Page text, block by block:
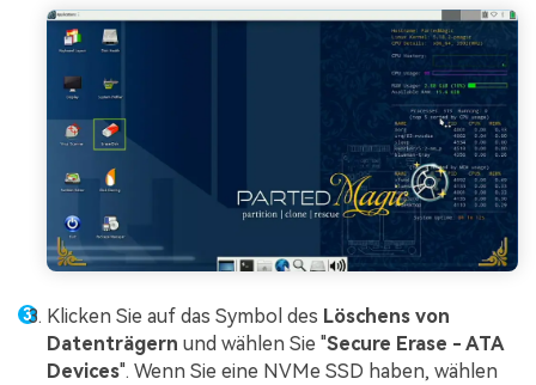
Klicken Sie auf das Symbol des Löschens von
Datenträgern und wählen Sie "Secure Erase - ATA
Devices". Wenn Sie eine NVMe SSD haben, wählen